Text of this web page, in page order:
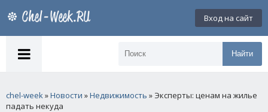
Вход на сайт
Найти
chel-week»Новости »Недвижимость » Эксперты: ценам на жилье
падать некуда